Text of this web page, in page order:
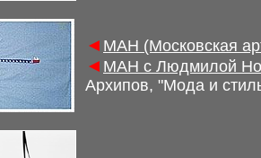
◄ МАН (Московская
◄ МАН с Людмилой
Архипов, "Мода и